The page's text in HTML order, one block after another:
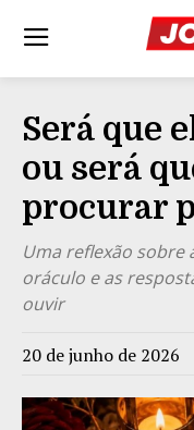
Será que
ou será
procurar
Uma reflexão sobre
oráculo e as
ouvir
20 de junho de 2026